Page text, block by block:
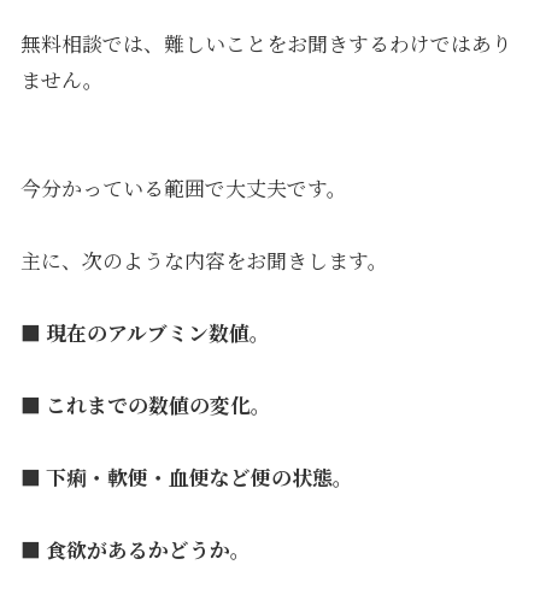
無料相談では、難しいことをお聞きするわけではあり
ません。
今分かっている範囲で大丈夫です。
主に、次のような内容をお聞きします。
■ 現在のアルブミン数値。
■ これまでの数値の変化。
■ 下痢・軟便・血便など便の状態。
■ 食欲があるかどうか。